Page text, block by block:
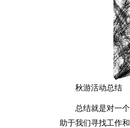
秋游活动总结
总结就是对一
助于我们寻找工作